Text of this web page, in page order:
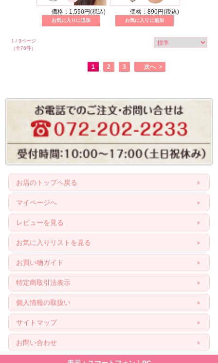
価格：1,590円(税込) 価格：890円(税込)
1 / 3ページ
（全76件）
1 2 3 次へ
お店のトップへ戻る
マイページへ
レビューを見る
お気に入りリストを見る
お買い物ガイド
特定商取引法表示
個人情報の取扱い
サイトマップ
お問い合わせ